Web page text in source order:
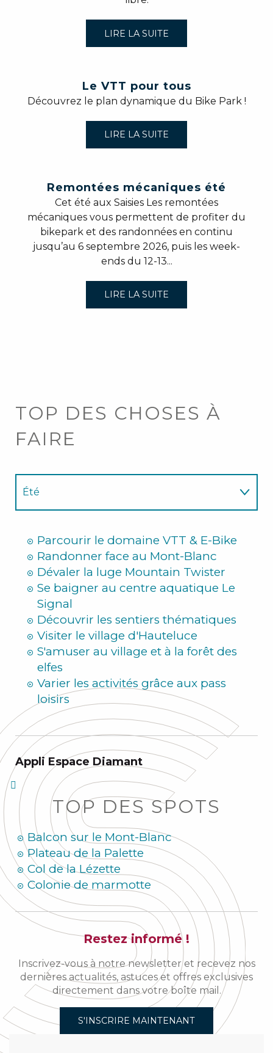
LIRE LA SUITE
Le VTT pour tous
Découvrez le plan dynamique du Bike Park !
LIRE LA SUITE
Remontées mécaniques été
Cet été aux Saisies Les remontées
mécaniques vous permettent de profiter du
bikepark et des randonnées en continu
jusqu’au 6 septembre 2026, puis les week-
ends du 12-13...
LIRE LA SUITE
TOP DES CHOSES À
FAIRE
Été
Parcourir le domaine VTT & E-Bike
Randonner face au Mont-Blanc
Dévaler la luge Mountain Twister
Se baigner au centre aquatique Le
Signal
Découvrir les sentiers thématiques
Visiter le village d'Hauteluce
S'amuser au village et à la forêt des
elfes
Varier les activités grâce aux pass
loisirs
Appli Espace Diamant
TOP DES SPOTS
Balcon sur le Mont-Blanc
Plateau de la Palette
Col de la Lézette
Colonie de marmotte
Restez informé !
Inscrivez-vous à notre newsletter et recevez nos
dernières actualités, astuces et offres exclusives
directement dans votre boîte mail.
S'INSCRIRE MAINTENANT